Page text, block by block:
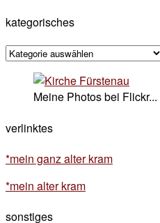
kategorisches
kategorisches
Meine Photos bei Flickr...
verlinktes
*mein ganz alter kram
*mein alter kram
sonstiges